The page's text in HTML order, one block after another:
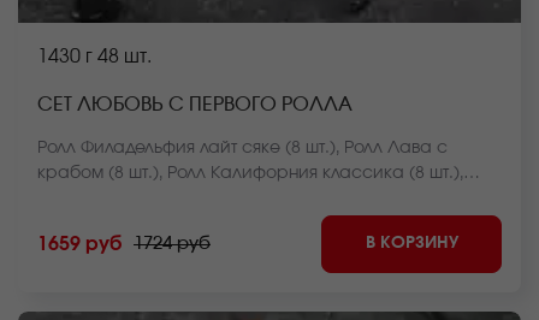
1430 г 48 шт.
СЕТ ЛЮБОВЬ С ПЕРВОГО РОЛЛА
Ролл Филадельфия лайт сяке (8 шт.), Ролл Лава с
крабом (8 шт.), Ролл Калифорния классика (8 шт.),
шт.), Ролл Чикен темпура (8 шт.). *Внешний вид блюда
может отличаться от фото на сайте.
1659 руб 1724 руб В КОРЗИНУ